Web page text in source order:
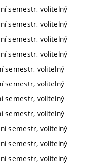
semestr, volitelný
semestr, volitelný
semestr, volitelný
semestr, volitelný
semestr, volitelný
semestr, volitelný
semestr, volitelný
semestr, volitelný
semestr, volitelný
semestr, volitelný
semestr, volitelný